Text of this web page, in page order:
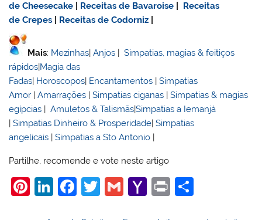
de Cheesecake
Receitas de Bavaroise
Receitas
de Crepes
Receitas de Codorniz
Mais: Mezinhas |Anjos |Simpatias, magias & feitiços
rápidos Magia das
Fadas Horoscopos Encantamentos |Simpatias
Amor |Amarrações |Simpatias ciganas |Simpatias & magias
egípcias |Amuletos & Talismãs|Simpatias a Iemanjá
|Simpatias Dinheiro & Prosperidade |Simpatias
angelicais |Simpatias a Sto Antonio
Partilhe, recomende e vote neste artigo
Pi
Li
F
T
G
Y
Pr